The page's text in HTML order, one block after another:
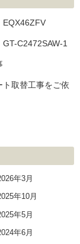
C2472SAW-1
取替工事をご依
年3月
年10月
年5月
年6月